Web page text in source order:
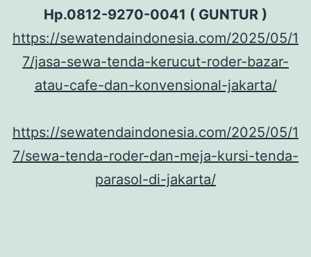
Hp.0812-9270-0041 ( GUNTUR )
https://sewatendaindonesia.com/2025/05/1
7/jasa-sewa-tenda-kerucut-roder-bazar-
atau-cafe-dan-konvensional-jakarta/
https://sewatendaindonesia.com/2025/05/1
7/sewa-tenda-roder-dan-meja-kursi-tenda-
parasol-di-jakarta/